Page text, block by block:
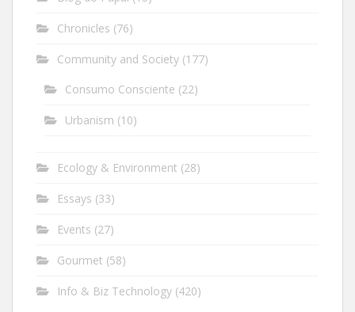
Chronicles (76)
Community and Society (177)
Consumo Consciente (22)
Urbanism (10)
Ecology & Environment (28)
Essays (33)
Events (27)
Gourmet (58)
Info & Biz Technology (420)